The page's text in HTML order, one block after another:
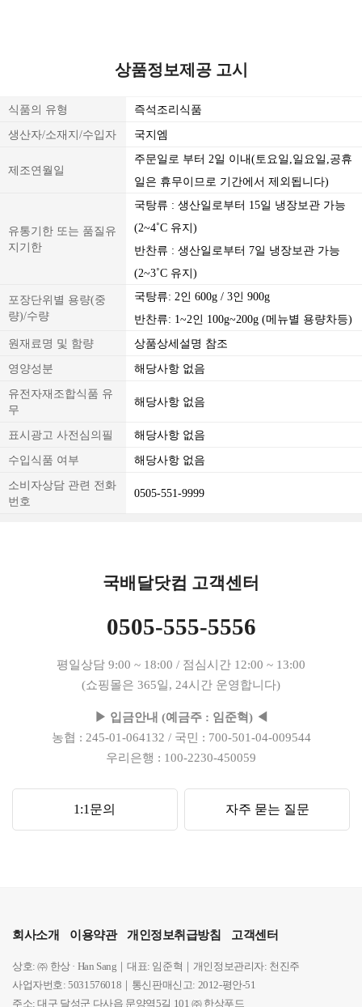
상품정보제공 고시
식품의 유형
즉석조리식품
생산자/소재지/수입자
국지엠
제조연월일
주문일로 부터 2일 이내(토요일,일요일,공휴
일은 휴무이므로 기간에서 제외됩니다)
유통기한 또는 품질유
지기한
국탕류 : 생산일로부터 15일 냉장보관 가능
(2~4˚C 유지)
반찬류 : 생산일로부터 7일 냉장보관 가능
(2~3˚C 유지)
포장단위별 용량(중
량)/수량
국탕류: 2인 600g / 3인 900g
반찬류: 1~2인 100g~200g (메뉴별 용량차등)
원재료명 및 함량
상품상세설명 참조
영양성분
해당사항 없음
유전자재조합식품 유
무
해당사항 없음
표시광고 사전심의필
해당사항 없음
수입식품 여부
해당사항 없음
소비자상담 관련 전화
번호
0505-551-9999
국배달닷컴 고객센터
0505-555-5556
평일상담 9:00 ~ 18:00 / 점심시간 12:00 ~ 13:00
(쇼핑몰은 365일, 24시간 운영합니다)
▶ 입금안내 (예금주 : 임준혁) ◀
농협 : 245-01-064132 / 국민 : 700-501-04-009544
우리은행 : 100-2230-450059
1:1문의 자주 묻는 질문
회사소개 이용약관 개인정보취급방침 고객센터
상호: ㈜ 한상 · Han Sang｜대표: 임준혁｜개인정보관리자: 천진주
사업자번호: 5031576018｜통신판매신고: 2012-평안-51
주소: 대구 달성군 다사읍 문양역5길 101 ㈜ 한상푸드